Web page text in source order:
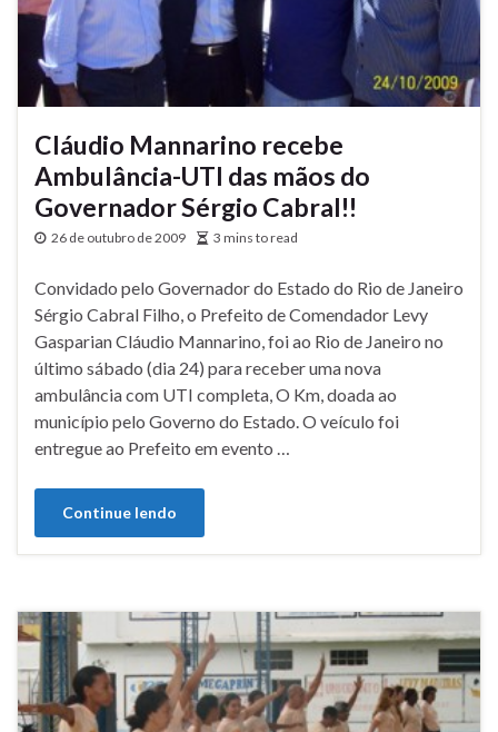
Cláudio Mannarino recebe
Ambulância-UTI das mãos do
Governador Sérgio Cabral!!
26 de outubro de 2009 3 mins to read
Convidado pelo Governador do Estado do Rio de Janeiro
Sérgio Cabral Filho, o Prefeito de Comendador Levy
Gasparian Cláudio Mannarino, foi ao Rio de Janeiro no
último sábado (dia 24) para receber uma nova
ambulância com UTI completa, O Km, doada ao
município pelo Governo do Estado. O veículo foi
entregue ao Prefeito em evento …
Continue lendo